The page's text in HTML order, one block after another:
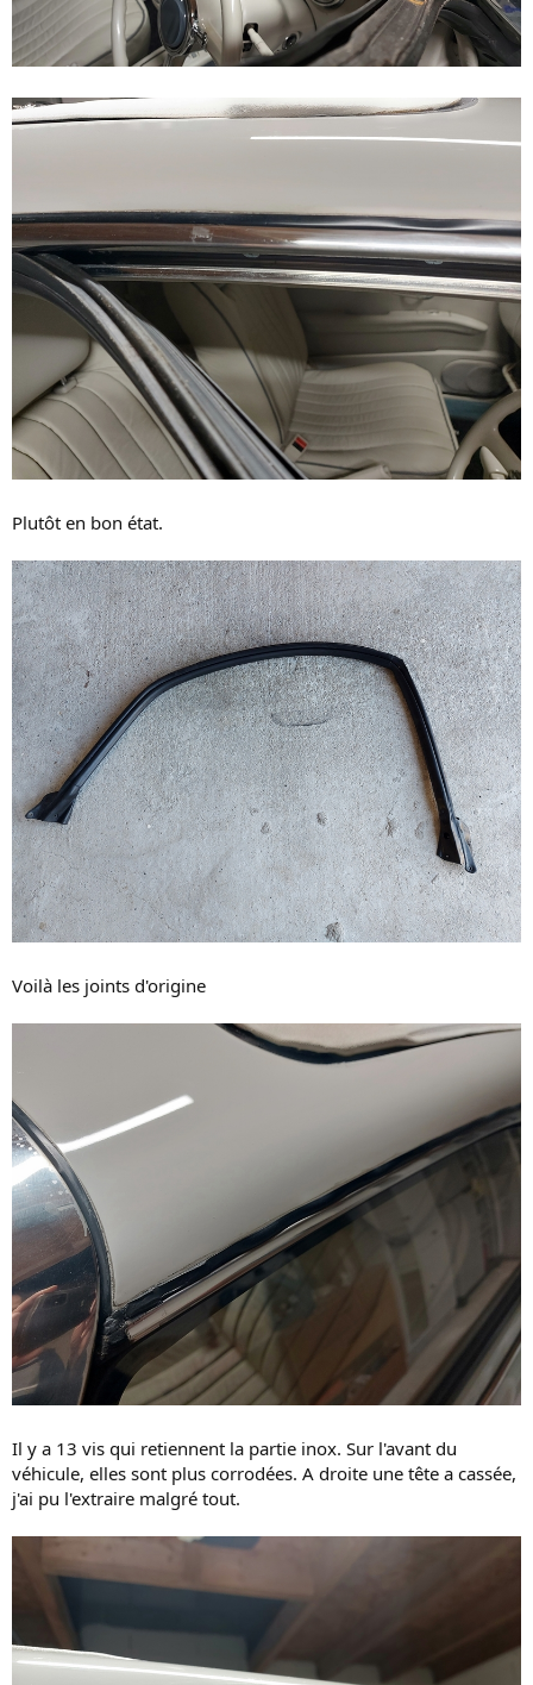
Plutôt en bon état.
Voilà les joints d'origine
Il y a 13 vis qui retiennent la partie inox. Sur l'avant du
véhicule, elles sont plus corrodées. A droite une tête a cassée,
j'ai pu l'extraire malgré tout.